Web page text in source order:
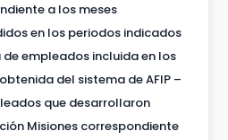
a los meses
en los periodos indicados
de empleados incluida en los
del sistema de AFIP –
que desarrollaron
Misiones correspondiente